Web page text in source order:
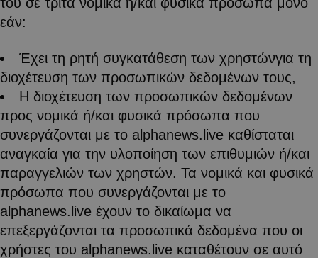
εάν:
Έχει τη ρητή συγκατάθεση των χρηστώνγια τη
διοχέτευση των προσωπικών δεδομένων τους,
Η διοχέτευση των προσωπικών δεδομένων
προς νομικά ή/και φυσικά πρόσωπα που
συνεργάζονται με το alphanews.live καθίσταται
αναγκαία για την υλοποίηση των επιθυμιών ή/και
παραγγελιών των χρηστών. Τα νομικά και φυσικά
πρόσωπα που συνεργάζονται με το
alphanews.live έχουν το δικαίωμα να
επεξεργάζονται τα προσωπικά δεδομένα που οι
χρήστες του alphanews.live καταθέτουν σε αυτό